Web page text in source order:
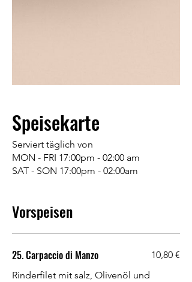
Speisekarte
Serviert täglich von
MON - FRI 17:00pm - 02:00 am
Vorspeisen
25. Carpaccio di Manzo
Rinderfilet mit salz, Olivenöl und
10,80 €